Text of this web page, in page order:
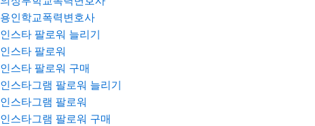
용인학교폭력변호사
인스타 팔로워 늘리기
인스타 팔로워
인스타 팔로워 구매
인스타그램 팔로워 늘리기
인스타그램 팔로워
인스타그램 팔로워 구매